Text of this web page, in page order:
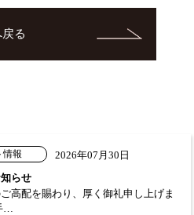
る
情報
2026年07月30日
らせ
高配を賜わり、厚く御礼申し上げま
…